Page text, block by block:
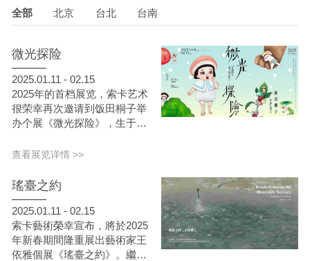
全部 北京 台北 台南
微光探险
2025.01.11 - 02.15
2025年的首档展览，索卡艺术
很荣幸再次邀请到饭田桐子举
办个展《微光探险》，生于北
真温柔的创作语汇，将自然的
满童趣的画境，带领观者重拾
与探索世界的勇气。展期自
2025年1月11日至2月15日，
诚挚邀请您一同走入饭田桐子
奇幻的绘画世界。
查看展览详情 >>
瑤臺之約
2025.01.11 - 02.15
索卡藝術榮幸宣布，將於2025
年新春期間隆重展出藝術家王
依雅個展《瑤臺之約》。繼台